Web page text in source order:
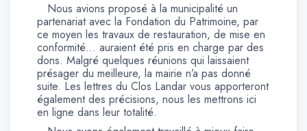
Nous avions proposé à la municipalité un
partenariat avec la Fondation du Patrimoine, par
ce moyen les travaux de restauration, de mise en
conformité… auraient été pris en charge par des
dons. Malgré quelques réunions qui laissaient
présager du meilleure, la mairie n’a pas donné
suite. Les lettres du Clos Landar vous apporteront
également des précisions, nous les mettrons ici
en ligne dans leur totalité.